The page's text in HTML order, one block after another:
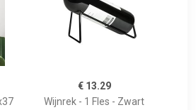
€ 13.29
Wijnrek - 1 Fles - Zwart